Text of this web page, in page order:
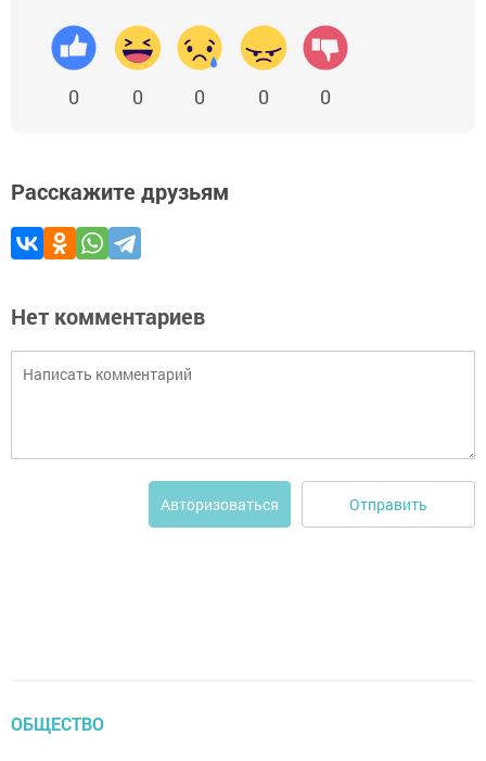
0 0 0 0 0
Расскажите друзьям
Нет комментариев
Авторизоваться Отправить
ОБЩЕСТВО